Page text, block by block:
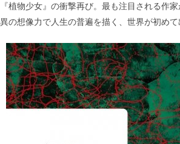
『植物少女』の衝撃再び。最も注目される作
異の想像力で人生の普遍を描く、世界が初めて